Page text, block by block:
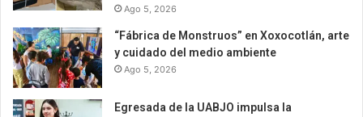
Ago 5, 2026
“Fábrica de Monstruos” en Xoxocotlán, arte
y cuidado del medio ambiente
Ago 5, 2026
Egresada de la UABJO impulsa la